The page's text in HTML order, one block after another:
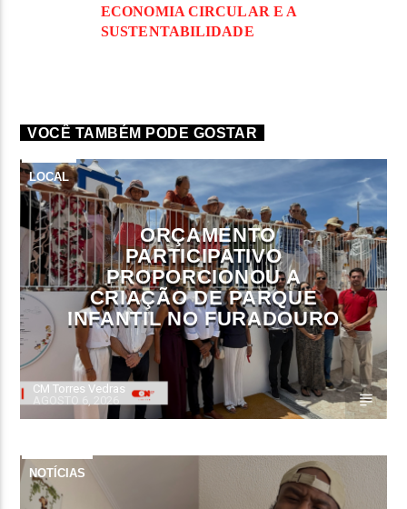
ECONOMIA CIRCULAR E A
SUSTENTABILIDADE
VOCÊ TAMBÉM PODE GOSTAR
LOCAL
ORÇAMENTO
PARTICIPATIVO
PROPORCIONOU A
CRIAÇÃO DE PARQUE
INFANTIL NO FURADOURO
CM Torres Vedras
AGOSTO 6, 2026
NOTÍCIAS